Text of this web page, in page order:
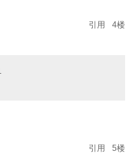
引用 4楼
引用 5楼